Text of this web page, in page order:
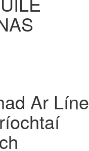
Ar Líne